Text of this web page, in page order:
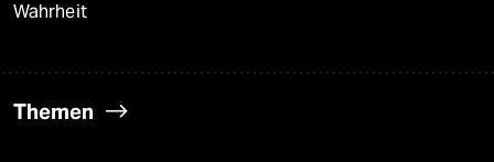
Wahrheit
Themen